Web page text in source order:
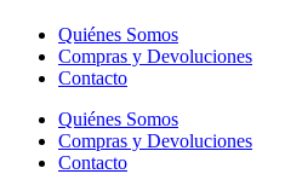
Quiénes Somos
Compras y Devoluciones
Contacto
Quiénes Somos
Compras y Devoluciones
Contacto